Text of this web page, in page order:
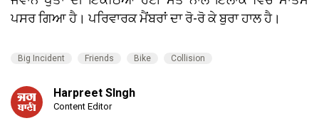
ਪਸਰ ਗਿਆ ਹੈ। ਪਰਿਵਾਰਕ ਮੈਂਬਰਾਂ ਦਾ ਰੋ-ਰੋ ਕੇ ਬੁਰਾ ਹਾਲ ਹੈ।
Big Incident Friends Bike Collision
Harpreet SIngh
Content Editor